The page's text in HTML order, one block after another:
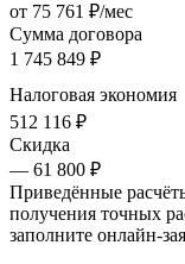
от 75 761 ₽/мес
Сумма договора
1 745 849 ₽
Налоговая экономия
512 116 ₽
Скидка
— 61 800 ₽
Приведённые
получения точных
заполните онлайн-